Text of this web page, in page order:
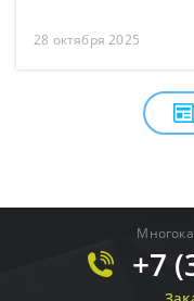
28 октября 2025
+7